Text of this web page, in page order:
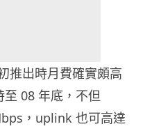
推出時月費確實頗高
08 年底，不但
，uplink 也可高達